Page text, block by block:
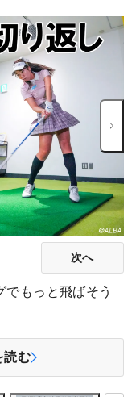
次へ
もっと飛ばそう
読む